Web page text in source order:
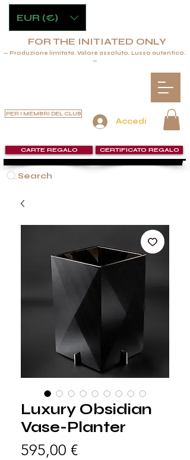
Accedi
PER I MEMBRI DEL CLUB
Search
CARTE REGALO CERTIFICATO REGALO
FOR THE INITIATED ONLY
— Produzione limitata. Valore assoluto. Lusso autentico.
—
EUR (€)
Luxury Obsidian
Vase-Planter
595,00 €Prezzo